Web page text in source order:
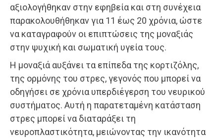
αξιολογήθηκαν στην εφηβεία και στη συνέχεια
παρακολουθήθηκαν για 11 έως 20 χρόνια, ώστε
να καταγραφούν οι επιπτώσεις της μοναξιάς
στην ψυχική και σωματική υγεία τους.
Η μοναξιά αυξάνει τα επίπεδα της κορτιζόλης,
της ορμόνης του στρες, γεγονός που μπορεί να
οδηγήσει σε χρόνια υπερδιέγερση του νευρικού
συστήματος. Αυτή η παρατεταμένη κατάσταση
στρες μπορεί να διαταράξει τη
νευροπλαστικότητα, μειώνοντας την ικανότητα